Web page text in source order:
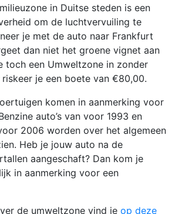
in Duitse steden is een
om de luchtvervuiling te
je met de auto naar Frankfurt
dan niet het groene vignet aan
toch een Umweltzone in zonder
je een boete van €80,00.
komen in aanmerking voor
auto’s van voor 1993 en
2006 worden over het algemeen
Heb je jouw auto na de
aangeschaft? Dan kom je
in aanmerking voor een
de umweltzone vind je op deze